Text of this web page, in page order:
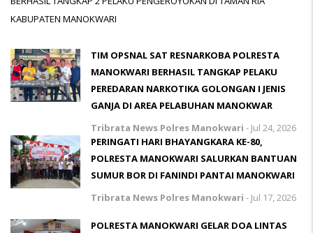
KABUPATEN MANOKWARI
TIM OPSNAL SAT RESNARKOBA POLRESTA
MANOKWARI BERHASIL TANGKAP PELAKU
PEREDARAN NARKOTIKA GOLONGAN I JENIS
GANJA DI AREA PELABUHAN MANOKWAR
Tribrata News Polres Manokwari - Jul 24, 2026
PERINGATI HARI BHAYANGKARA KE-80,
POLRESTA MANOKWARI SALURKAN BANTUAN
SUMUR BOR DI FANINDI PANTAI MANOKWARI
Tribrata News Polres Manokwari - Jul 17, 2026
POLRESTA MANOKWARI GELAR DOA LINTAS